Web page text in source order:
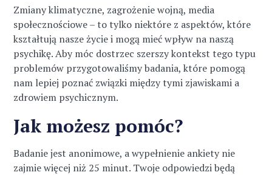
Zmiany klimatyczne, zagrożenie wojną, media
społecznościowe – to tylko niektóre z aspektów, które
kształtują nasze życie i mogą mieć wpływ na naszą
psychikę. Aby móc dostrzec szerszy kontekst tego typu
problemów przygotowaliśmy badania, które pomogą
nam lepiej poznać związki między tymi zjawiskami a
zdrowiem psychicznym.
Jak możesz pomóc?
Badanie jest anonimowe, a wypełnienie ankiety nie
zajmie więcej niż 25 minut. Twoje odpowiedzi będą